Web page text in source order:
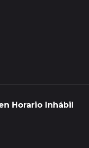
Horario Inhábil